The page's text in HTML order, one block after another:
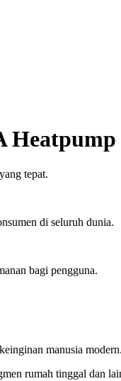
Heatpump
tepat.
di seluruh dunia.
bagi pengguna.
manusia modern.
rumah tinggal dan